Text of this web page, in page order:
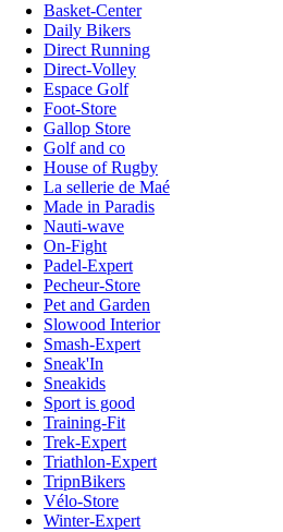
Basket-Center
Daily Bikers
Direct Running
Direct-Volley
Espace Golf
Foot-Store
Gallop Store
Golf and co
House of Rugby
La sellerie de Maé
Made in Paradis
Nauti-wave
On-Fight
Padel-Expert
Pecheur-Store
Pet and Garden
Slowood Interior
Smash-Expert
Sneak'In
Sneakids
Sport is good
Training-Fit
Trek-Expert
Triathlon-Expert
TripnBikers
Vélo-Store
Winter-Expert